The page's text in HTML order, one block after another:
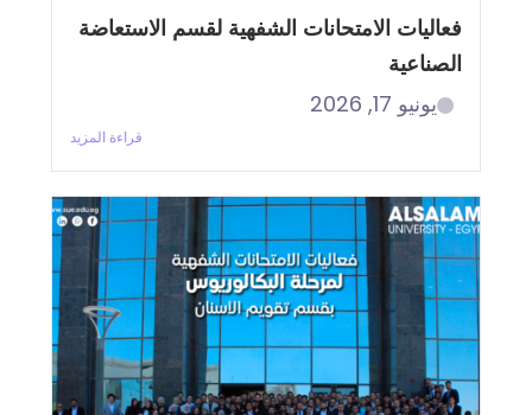
فعاليات الامتحانات الشفهية لقسم الاستعاضة
الصناعية
يونيو 17, 2026
قراءة المزيد